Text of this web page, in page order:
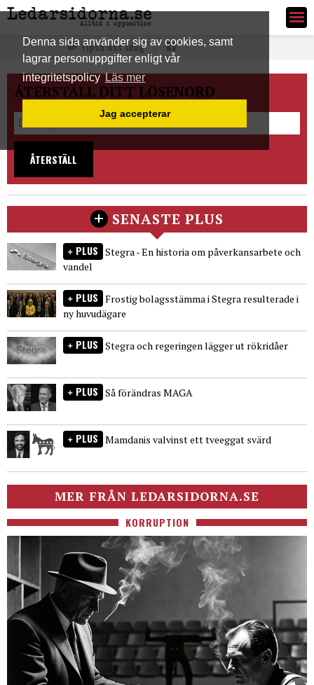
Denna sida använder sig av cookies, samt
lagrar personuppgifter enligt vår
integritetspolicyLäs mer
Jag accepterar
Ledarsidorna.se
Tipsa oss idag
ÅTERSTÄLL DITT LÖSENORD
ÅTERSTÄLL
SENASTE PLUS
PLUS Stegra - En historia om påverkansarbete och
vandel
PLUS Frostig bolagsstämma i Stegra resulterade i
ny huvudägare
PLUS Stegra och regeringen lägger ut rökridåer
PLUS Så förändras MAGA
PLUS Mamdanis valvinst ett tveeggat svärd
MER FRÅN LEDARSIDORNA.SE
KORRUPTION